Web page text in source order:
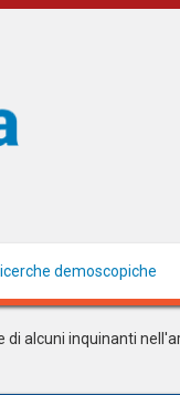
demoscopiche
di alcuni inquinanti